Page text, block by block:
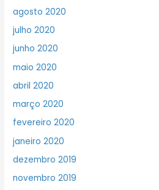
agosto 2020
julho 2020
junho 2020
maio 2020
abril 2020
março 2020
fevereiro 2020
janeiro 2020
dezembro 2019
novembro 2019